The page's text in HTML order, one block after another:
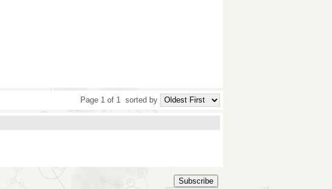
Page 1 of 1 sorted by
Subscribe